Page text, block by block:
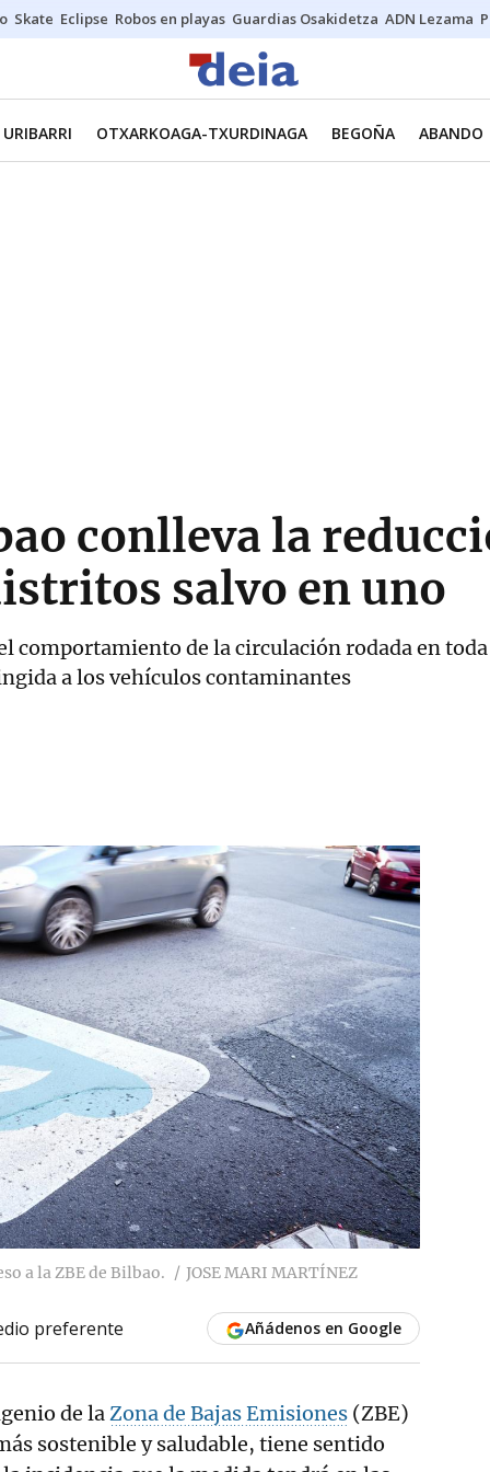
Skate Eclipse Robos en playas Guardias Osakidetza ADN Lezama
URIBARRI OTXARKOAGA-TXURDINAGA BEGOÑA ABANDO
conlleva la
salvo en uno
comportamiento de la circulación rodada en toda
a los vehículos contaminantes
a la ZBE de Bilbao. JOSE MARI MARTÍNEZ
preferente Añádenos en Google
de laZona de Bajas Emisiones (ZBE)
sostenible y saludable, tiene sentido